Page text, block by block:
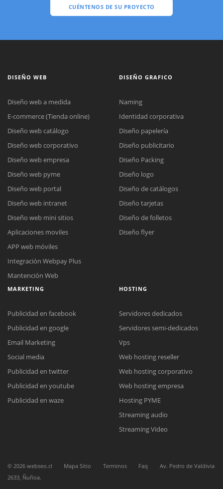
CUÉNTENOS DE SU PROYECTO
Reunión online
Nuestros ejecutivos le enviarán un correo electrónico con el enlace a
Meet para la reunión online.
Cotización
Complete el formulario y nos contactaremos a la brevedad.
Chat Online
Todos nuestros ejecutivos están fuera de línea. Complete el formulario
para enviarnos un correo electrónico con sus datos personales.
DISEÑO WEB
Diseño web a medida
E-commerce (Tienda online)
Diseño web catálogo
Diseño web corporativo
Diseño web empresa
Diseño web pyme
Diseño web portal
Diseño web intranet
Diseño web mini sitios
Aplicaciones moviles
APP web móviles
Integración Webpay Plus
Mantención Web
DISEÑO GRAFICO
Naming
Identidad corporativa
Diseño papelería
Diseño publicitario
Diseño Packing
Diseño logo
Diseño de catálogos
Diseño tarjetas
Diseño de folletos
Diseño flyer
MARKETING
Publicidad en facebook
Publicidad en google
Email Marketing
Social media
Publicidad en twitter
Publicidad en youtube
Publicidad en waze
HOSTING
Servidores dedicados
Servidores semi-dedicados
Vps
Web hosting reseller
Web hosting corporativo
Web hosting empresa
Hosting PYME
Streaming audio
Streaming Video
© 2026 webseo.cl Mapa Sitio Terminos Faq
Av. Pedro de Valdivia
2633, Ñuñoa.